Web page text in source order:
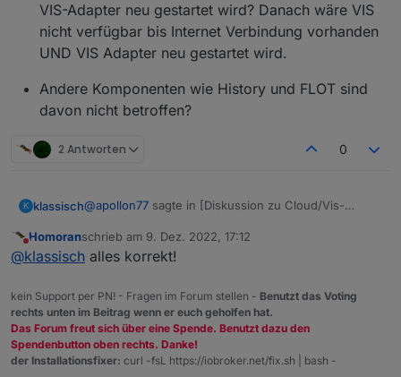
VIS-Adapter neu gestartet wird? Danach wäre VIS
nicht verfügbar bis Internet Verbindung vorhanden
UND VIS Adapter neu gestartet wird.
Andere Komponenten wie History und FLOT sind
davon nicht betroffen?
2 Antworten 0
K klassisch@apollon77 sagte in [Diskussion zu Cloud/Vis-
Vis Offline Lizenz für vis 1.x+2.x für 23,80 EUR
Viss offline Lizenz war mir neu. Habe jetzt dazu
https://forum.iobroker.net/topic/46334/neue-vis-
offline-lizenz-für-die-private-nutzung
gefunden.
Habe ich das richtig verstanden:
Bei jedem Start von
ioBroker
Vis Adapter
wird ein Internet-Zugang benötigt, damit VIS
funktioniert? Ich folgere bzw. vermute:
Nicht stören
Homoranschrieb am 9. Dez. 2022, 17:12
zuletzt editiert von
@klassisch alles korrekt!
kein Support per PN! - Fragen im Forum stellen - Benutzt das Voting
rechts unten im Beitrag wenn er euch geholfen hat.
Das Forum freut sich über eine Spende. Benutzt dazu den
Spendenbutton oben rechts. Danke!
der Installationsfixer: curl -fsL https://iobroker.net/fix.sh | bash -